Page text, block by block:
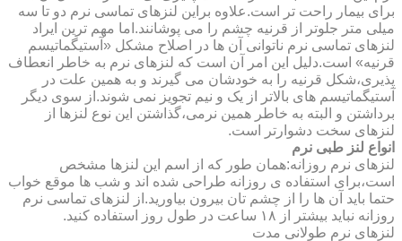
برای بیمار راحت تر است.علاوه براین لنزهای تماسی نرم دو تا سه
میلی متر جلوتر از قرنیه چشم را می پوشانند.اما مهم ترین ایراد
لنزهای تماسی نرم ناتوانی آن ها در اصلاح مشکل «آستیگماتیسم
قرنیه» است.دلیل این امر آن است که لنزهای نرم به خاطر انعطاف
پذیری،شکل قرنیه را به خودشان می گیرند و به همین علت در
آستیگماتیسم های بالاتر از یک و نیم تجویز نمی شوند.از سوی دیگر
برداشتن و البته به خاطر همین نرمی،گذاشتن این نوع لنزها از
لنزهای سخت دشوارتر است.
انواع لنز طبی نرم
لنزهای نرم روزانه:همان طور که از اسم این لنزها مشخص
است،برای استفاده ی روزانه طراحی شده اند و شب ها موقع خواب
حتما باید آن ها را از چشم تان بیرون بیاورید.از لنزهای تماسی نرم
روزانه نباید بیشتر از ۱۸ ساعت در طول روز استفاده کنید.
لنزهای نرم طولانی مدت